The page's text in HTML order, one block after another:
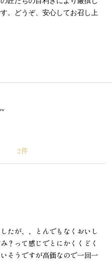
。どうぞ、安心してお召し上
2
たが、、とんでもなくおいし
？って感じでとにかくくどく
そうですが高価なので一回一